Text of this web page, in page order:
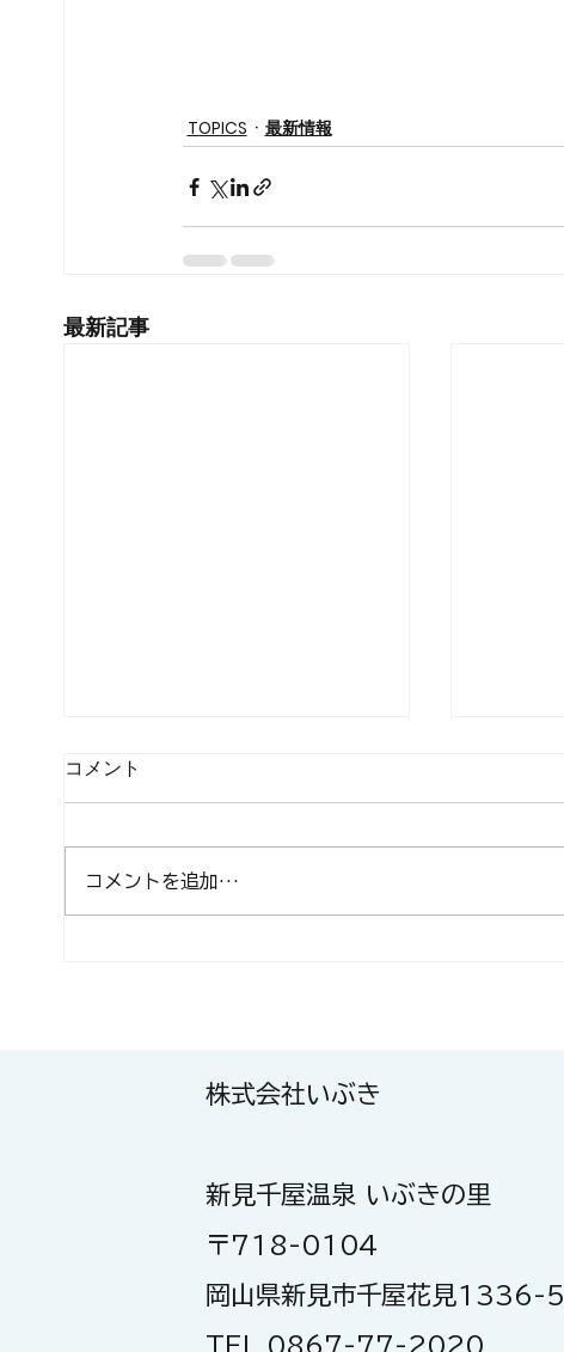
TOPICS 最新情報
最新記事
コメント
コメントを追加…
株式会社いぶき
新見千屋温泉 いぶきの里
〒718-0104
岡山県新見市千屋花見1336-5
TEL 0867-77-2020